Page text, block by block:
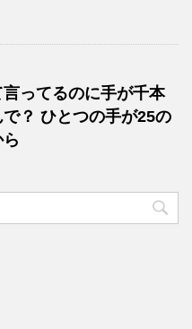
ってるのに手が千本
？ ひとつの手が25の